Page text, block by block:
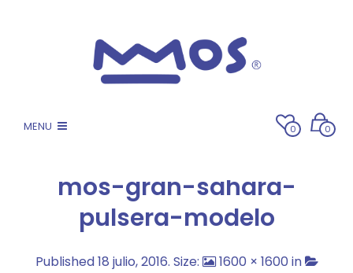
MENU 0 0
mos-gran-sahara-
pulsera-modelo
Published18 julio, 2016. Size: 1600 × 1600 in